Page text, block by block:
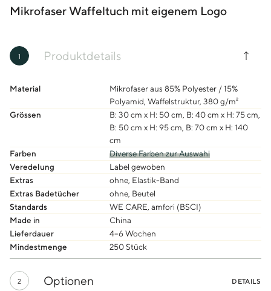
Mikrofaser Waffeltuch mit eigenem Logo
1 Produktdetails
Material
Mikrofaser aus 85% Polyester / 15%
Polyamid, Waffelstruktur, 380 g/m²
Grössen
B: 30 cm x H: 50 cm, B: 40 cm x H: 75 cm,
B: 50 cm x H: 95 cm, B: 70 cm x H: 140
cm
Farben
Diverse Farben zur Auswahl
Veredelung
Label gewoben
Extras
ohne, Elastik-Band
Extras Badetücher
ohne, Beutel
Standards
WE CARE, amfori (BSCI)
Made in
China
Lieferdauer
4–6 Wochen
Mindestmenge
250 Stück
2 Optionen DETAILS